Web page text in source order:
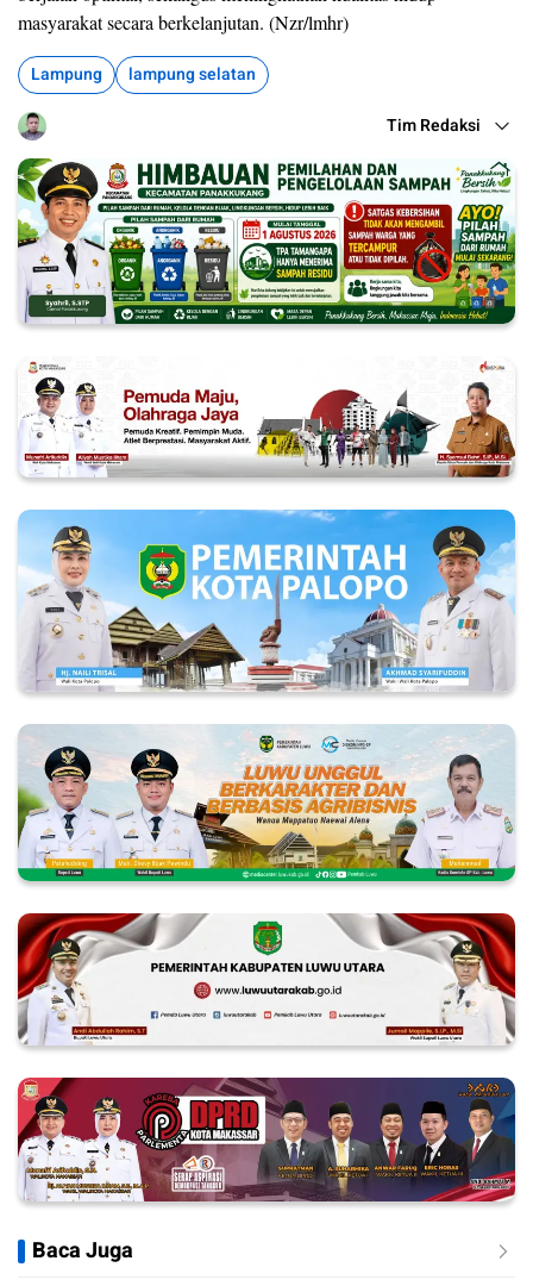
masyarakat secara berkelanjutan. (Nzr/lmhr)
Lampung lampung selatan
Tim Redaksi
Baca Juga